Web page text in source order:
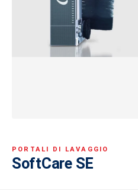
PORTALI DI LAVAGGIO
SoftCare SE